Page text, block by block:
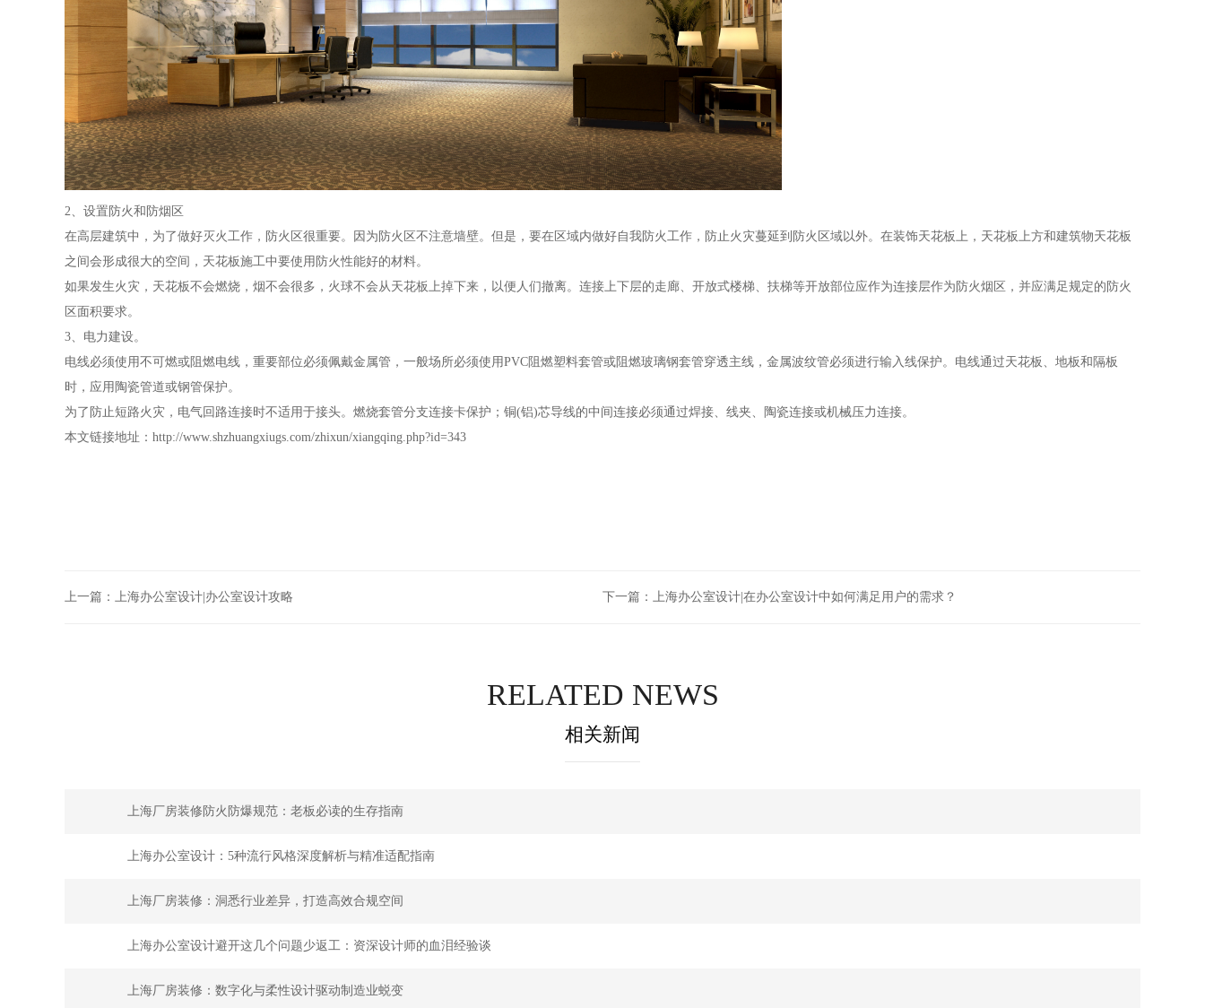
2、设置防火和防烟区
在高层建筑中，为了做好灭火工作，防火区很重要。因为防火区不注意墙壁。但是，要在区域内做好自我防火工作，防止火灾蔓延到防火区域以外。在装饰天花板上，天花板上方和建筑物天花板
之间会形成很大的空间，天花板施工中要使用防火性能好的材料。
如果发生火灾，天花板不会燃烧，烟不会很多，火球不会从天花板上掉下来，以便人们撤离。连接上下层的走廊、开放式楼梯、扶梯等开放部位应作为连接层作为防火烟区，并应满足规定的防火
区面积要求。
3、电力建设。
电线必须使用不可燃或阻燃电线，重要部位必须佩戴金属管，一般场所必须使用PVC阻燃塑料套管或阻燃玻璃钢套管穿透主线，金属波纹管必须进行输入线保护。电线通过天花板、地板和隔板
时，应用陶瓷管道或钢管保护。
为了防止短路火灾，电气回路连接时不适用于接头。燃烧套管分支连接卡保护；铜(铝)芯导线的中间连接必须通过焊接、线夹、陶瓷连接或机械压力连接。
本文链接地址： http://www.shzhuangxiugs.com/zhixun/xiangqing.php?id=343
上一篇： 上海办公室设计|办公室设计攻略 下一篇： 上海办公室设计|在办公室设计中如何满足用户的需求？
RELATED NEWS
相关新闻
上海厂房装修防火防爆规范：老板必读的生存指南
上海办公室设计：5种流行风格深度解析与精准适配指南
上海厂房装修：洞悉行业差异，打造高效合规空间
上海办公室设计避开这几个问题少返工：资深设计师的血泪经验谈
上海厂房装修：数字化与柔性设计驱动制造业蜕变